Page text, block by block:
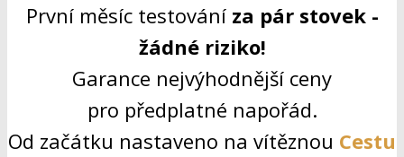
První měsíc testování za pár stovek -
žádné riziko!
Garance nejvýhodnější ceny
pro předplatné napořád.
Od začátku nastaveno na vítěznou Cestu